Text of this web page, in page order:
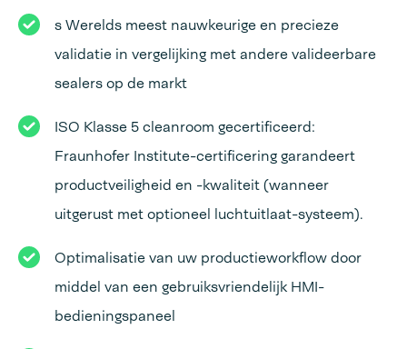
s Werelds meest nauwkeurige en precieze
validatie in vergelijking met andere valideerbare
sealers op de markt
ISO Klasse 5 cleanroom gecertificeerd:
Fraunhofer Institute-certificering garandeert
productveiligheid en -kwaliteit (wanneer
uitgerust met optioneel luchtuitlaat-systeem).
Optimalisatie van uw productieworkflow door
middel van een gebruiksvriendelijk HMI-
bedieningspaneel